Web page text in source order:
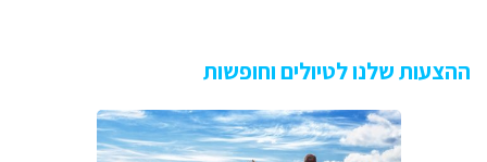
ההצעות שלנו לטיולים וחופשות